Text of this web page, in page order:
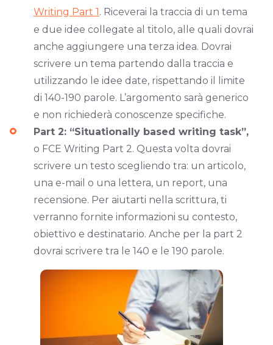
Writing Part 1. Riceverai la traccia di un tema
e due idee collegate al titolo, alle quali dovrai
anche aggiungere una terza idea. Dovrai
scrivere un tema partendo dalla traccia e
utilizzando le idee date, rispettando il limite
di 140-190 parole. L’argomento sarà generico
e non richiederà conoscenze specifiche.
Part 2: “Situationally based writing task”,
o FCE Writing Part 2. Questa volta dovrai
scrivere un testo scegliendo tra: un articolo,
una e-mail o una lettera, un report, una
recensione. Per aiutarti nella scrittura, ti
verranno fornite informazioni su contesto,
obiettivo e destinatario. Anche per la part 2
dovrai scrivere tra le 140 e le 190 parole.